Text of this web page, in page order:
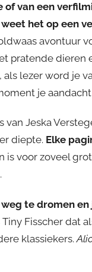
of van een
het op een
avontuur
pratende dieren
als lezer word je
je
van Jeska
diepte. Elke
is voor zoveel
te dromen
Fisscher dat
klassiekers.